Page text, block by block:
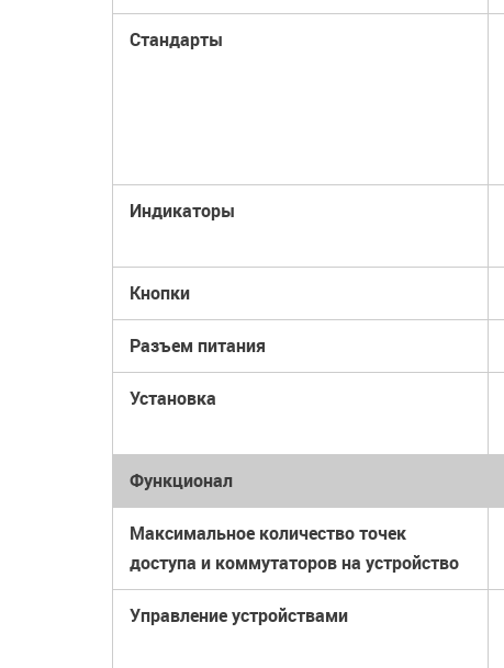
Стандарты
Индикаторы
Кнопки
Разъем питания
Установка
Функционал
Максимальное количество точек
доступа и коммутаторов на устройство
Управление устройствами